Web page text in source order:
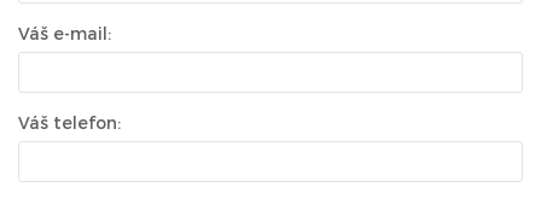
Váš e-mail:
Váš telefon: